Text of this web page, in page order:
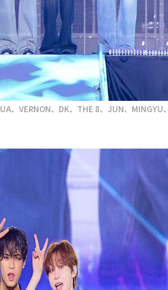
、VERNON、DK、THE 8、JUN、MINGYU